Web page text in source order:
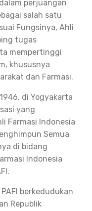
perjuangan
salah satu
Fungsinya, Ahli
tugas
mempertinggi
khususnya
dan Farmasi.
di Yogyakarta
yang
Farmasi Indonesia
Semua
di bidang
Indonesia
berkedudukan
Republik